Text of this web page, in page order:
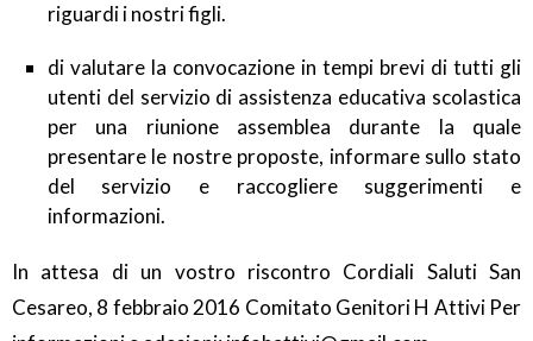
riguardi i nostri figli.
di valutare la convocazione in tempi brevi di tutti gli
utenti del servizio di assistenza educativa scolastica
per una riunione assemblea durante la quale
presentare le nostre proposte, informare sullo stato
del servizio e raccogliere suggerimenti e
informazioni.
In attesa di un vostro riscontro Cordiali Saluti San
Cesareo, 8 febbraio 2016 Comitato Genitori H Attivi Per